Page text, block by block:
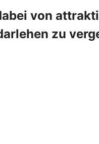
von
zu